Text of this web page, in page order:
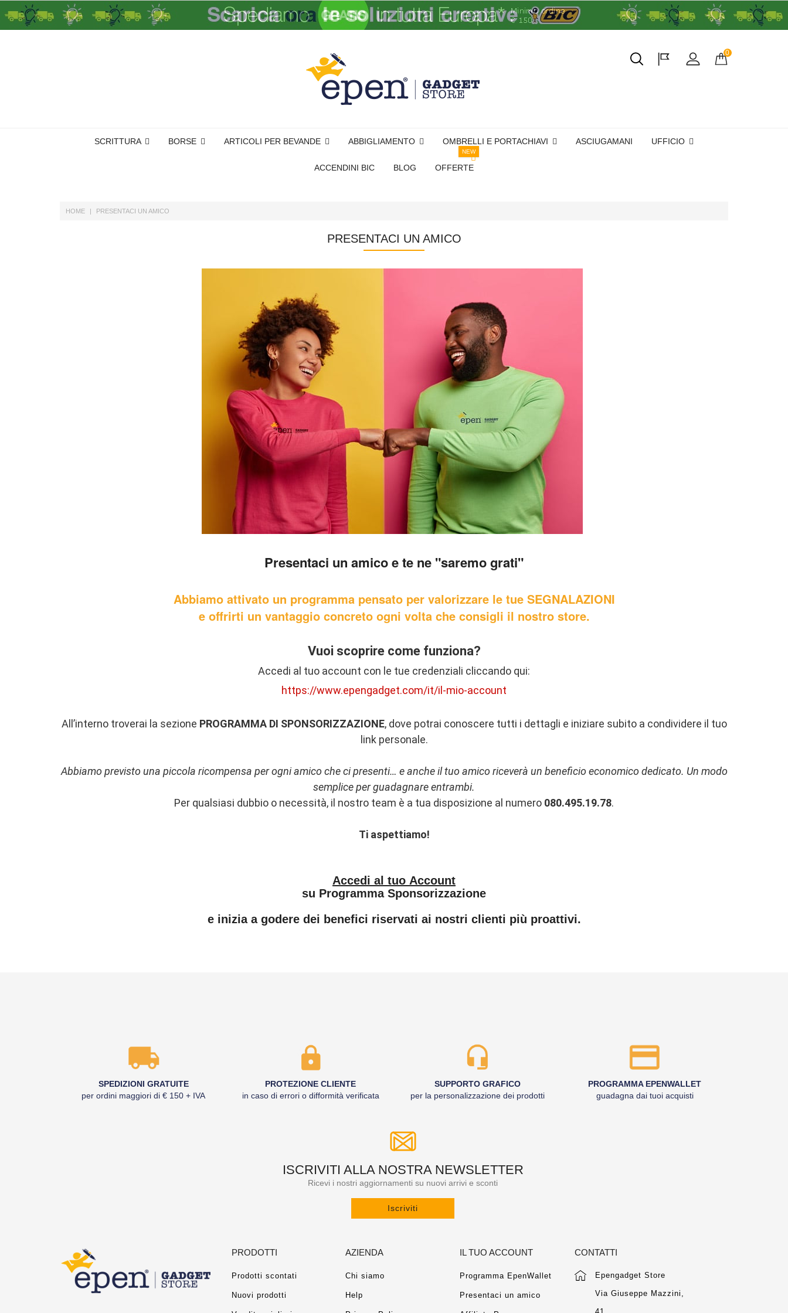
0
SCRITTURA BORSE ARTICOLI PER BEVANDE ABBIGLIAMENTO OMBRELLI E PORTACHIAVI ASCIUGAMANI UFFICIO
ACCENDINI BIC BLOG OFFERTE
NEW
HOME PRESENTACI UN AMICO
PRESENTACI UN AMICO
Presentaci un amico e te ne "saremo grati"
Abbiamo attivato un programma pensato per valorizzare le tue SEGNALAZIONI
e offrirti un vantaggio concreto ogni volta che consigli il nostro store.
Vuoi scoprire come funziona?
Accedi al tuo account con le tue credenziali cliccando qui:
https://www.epengadget.com/it/il-mio-account
All’interno troverai la sezione PROGRAMMA DI SPONSORIZZAZIONE, dove potrai conoscere tutti i dettagli e iniziare subito a condividere il tuo
link personale.
Abbiamo previsto una piccola ricompensa per ogni amico che ci presenti… e anche il tuo amico riceverà un beneficio economico dedicato. Un modo
semplice per guadagnare entrambi.
Per qualsiasi dubbio o necessità, il nostro team è a tua disposizione al numero 080.495.19.78.
Ti aspettiamo!
Accedi al tuo Account
su Programma Sponsorizzazione
e inizia a godere dei benefici riservati ai nostri clienti più proattivi.
SPEDIZIONI GRATUITE
per ordini maggiori di € 150 + IVA
PROTEZIONE CLIENTE
in caso di errori o difformità verificata
SUPPORTO GRAFICO
per la personalizzazione dei prodotti
PROGRAMMA EPENWALLET
guadagna dai tuoi acquisti
ISCRIVITI ALLA NOSTRA NEWSLETTER
Ricevi i nostri aggiornamenti su nuovi arrivi e sconti
Iscriviti
PRODOTTI
Prodotti scontati
Nuovi prodotti
AZIENDA
Chi siamo
Help
IL TUO ACCOUNT
Programma EpenWallet
Presentaci un amico
CONTATTI
Epengadget Store
Via Giuseppe Mazzini,